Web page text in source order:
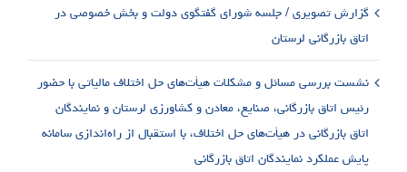
گزارش تصویری / جلسه شورای گفتگوی دولت و بخش خصوصی در
اتاق بازرگانی لرستان
نشست بررسی مسائل و مشکلات هیأت‌های حل اختلاف مالیاتی با حضور
رئیس اتاق بازرگانی، صنایع، معادن و کشاورزی لرستان و نمایندگان
اتاق بازرگانی در هیأت‌های حل اختلاف، با استقبال از راه‌اندازی سامانه
پایش عملکرد نمایندگان اتاق بازرگانی